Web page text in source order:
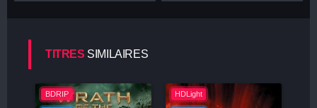
TITRES SIMILAIRES
BDRIP HDLight